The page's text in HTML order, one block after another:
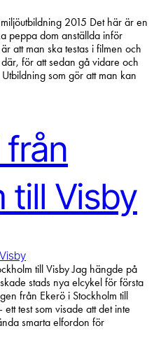
2015 Det här är en
peppa dom anställda inför
att man ska testas i filmen och
för att sedan gå vidare och
som gör att man kan
till Visby
till Visby Jag hängde på
stads nya elcykel för första
från Ekerö i Stockholm till
test som visade att det inte
smarta elfordon för